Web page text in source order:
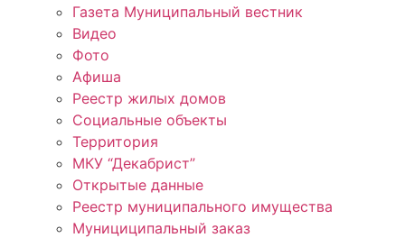
Газета Муниципальный вестник
Видео
Фото
Афиша
Реестр жилых домов
Социальные объекты
Территория
МКУ “Декабрист”
Открытые данные
Реестр муниципального имущества
Мунициципальный заказ